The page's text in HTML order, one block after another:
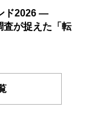
ド2026 ―
査が捉えた「転